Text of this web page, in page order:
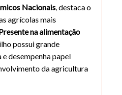
Nacionais, destaca o
agrícolas mais
na alimentação
possui grande
desempenha papel
da agricultura